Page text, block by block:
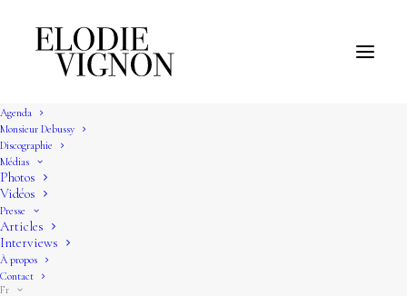
Agenda
Monsieur Debussy
Discographie
Médias
Photos
Vidéos
Presse
Articles
Interviews
À propos
Contact
Fr